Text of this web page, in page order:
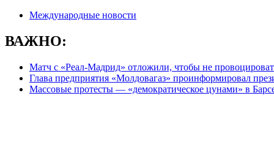
Международные новости
ВАЖНО:
Матч с «Реал-Мадрид» отложили, чтобы не
Глава предприятия «Молдовагаз» проинформировал
Массовые протесты — «демократическое цунами» в